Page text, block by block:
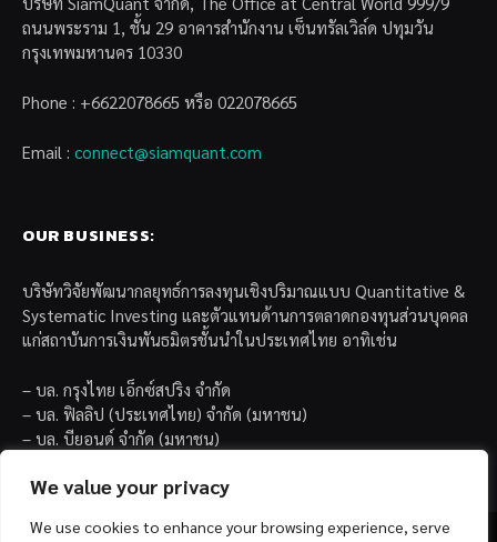
We value your privacy
We use cookies to enhance your browsing experience, serve
ถนนพระราม 1, ชั้น 29 อาคารสำนักงาน เซ็นทรัลเวิล์ด ปทุมวัน
กรุงเทพมหานคร 10330
Phone : +6622078665 หรือ 022078665
Email : connect@siamquant.com
OUR BUSINESS:
บริษัทวิจัยพัฒนากลยุทธ์การลงทุนเชิงปริมาณแบบ Quantitative &
Systematic Investing และตัวแทนด้านการตลาดกองทุนส่วนบุคคล
แก่สถาบันการเงินพันธมิตรชั้นนำในประเทศไทย อาทิเช่น
– บล. กรุงไทย เอ็กซ์สปริง จำกัด
– บล. ฟิลลิป (ประเทศไทย) จำกัด (มหาชน)
– บล. บียอนด์ จำกัด (มหาชน)